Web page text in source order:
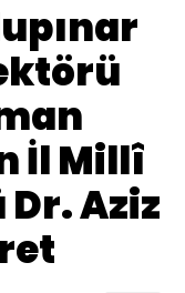
İl Millî
Aziz